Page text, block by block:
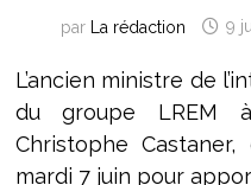
par La rédaction 9
L’ancien ministre de
du groupe LREM à
Christophe
mardi 7 juin pour